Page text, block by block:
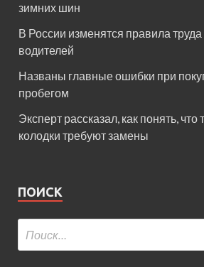
зимних шин
В России изменятся правила
водителей
Названы главные ошибки при
пробегом
Эксперт рассказал, как понять,
колодки требуют замены
ПОИСК